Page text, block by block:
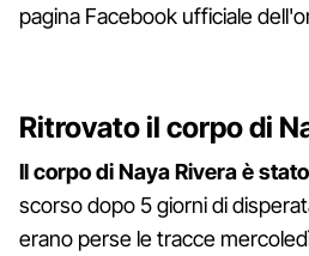
pagina Facebook ufficiale
Ritrovato il corpo di
Il corpo di Naya Rivera è
scorso dopo 5 giorni di
erano perse le tracce